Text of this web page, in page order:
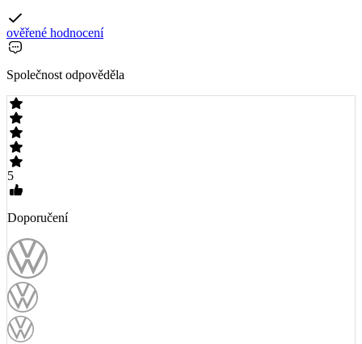
ověřené hodnocení
Společnost odpověděla
5
Doporučení